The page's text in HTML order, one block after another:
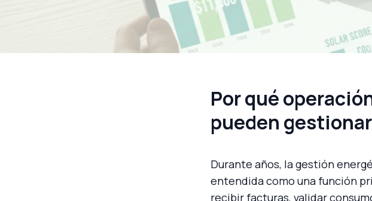
Por qué
pueden
Durante años, la gestión
entendida como una función
recibir facturas, validar